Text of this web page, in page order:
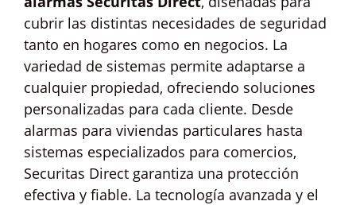
cubrir las distintas necesidades de seguridad
tanto en hogares como en negocios. La
variedad de sistemas permite adaptarse a
cualquier propiedad, ofreciendo soluciones
personalizadas para cada cliente. Desde
alarmas para viviendas particulares hasta
sistemas especializados para comercios,
Securitas Direct garantiza una protección
efectiva y fiable. La tecnología avanzada y el